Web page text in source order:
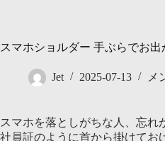
スマホショルダー 手ぶらでお出
Jet 2025-07-13 メ
スマホを落としがちな人、忘れ
社員証のように首から掛けてお